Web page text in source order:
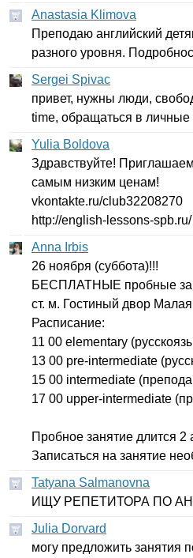
Anastasia Klimova
Преподаю английский
разного уровня.
Sergei Spivac
привет, нужны люди,
time, обращаться в
Yulia Boldova
Здравствуйте!
самым низким ценам!
vkontakte.ru/club32208270
http://english-lessons-spb.ru/
Anna Irbis
26 ноября (суббота)!!!
БЕСПЛАТНЫЕ пробные
ст. м. Гостиный двор
Расписание:
11 00 elementary
13 00 pre-intermediate
15 00 intermediate
17 00 upper-intermediate
Пробное занятие длится
Записаться на занятие
Tatyana Salmanovna
ИЩУ РЕПЕТИТОРА ПО
Julia Dorvard
могу предложить занятия